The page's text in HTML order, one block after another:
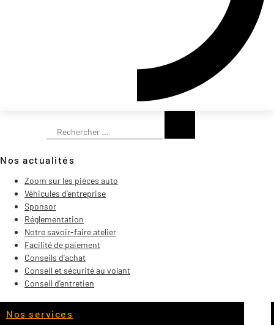
Nos actualités
Zoom sur les pièces auto
Véhicules d'entreprise
Sponsor
Réglementation
Notre savoir-faire atelier
Facilité de paiement
Conseils d'achat
Conseil et sécurité au volant
Conseil d'entretien
Nos services